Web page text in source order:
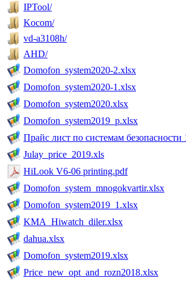
IPTool/
Kocom/
vd-a3108h/
AHD/
Domofon_system2020-2.xlsx
Domofon_system2020-1.xlsx
Domofon_system2020.xlsx
Domofon_system2019_р.xlsx
Прайс лист по системам безопасности
Julay_price_2019.xls
HiLook V6-06 printing.pdf
Domofon_system_mnogokvartir.xlsx
Domofon_system2019_1.xlsx
KMA_Hiwatch_diler.xlsx
dahua.xlsx
Domofon_system2019.xlsx
Price_new_opt_and_rozn2018.xlsx